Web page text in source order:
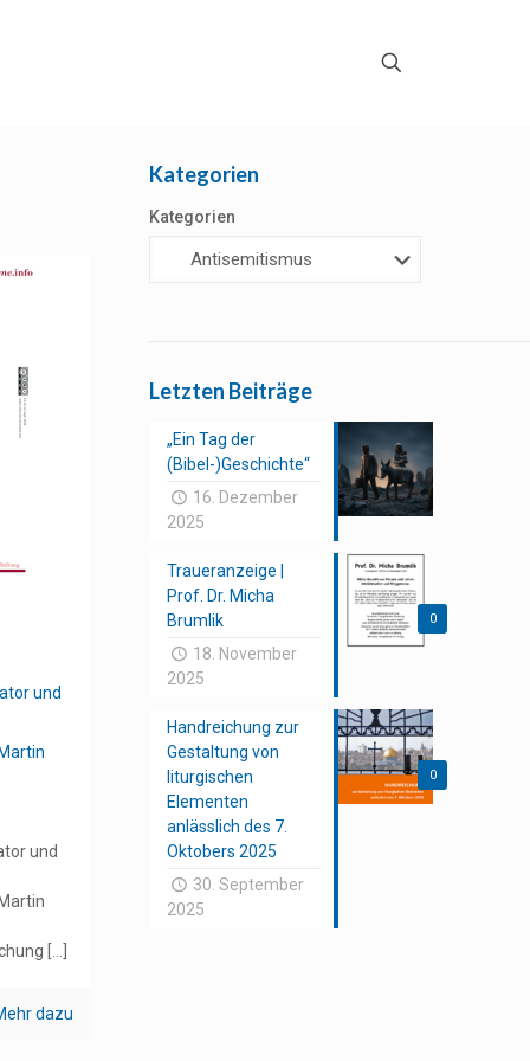
und
und
[…]
dazu
Kategorien
Kategorien
Letzten Beiträge
„Ein Tag der
(Bibel-)Geschichte“
16. Dezember
2025
0
Traueranzeige |
Prof. Dr. Micha
Brumlik
18. November
2025
0
Handreichung zur
Gestaltung von
liturgischen
Elementen
anlässlich des 7.
Oktobers 2025
30. September
2025